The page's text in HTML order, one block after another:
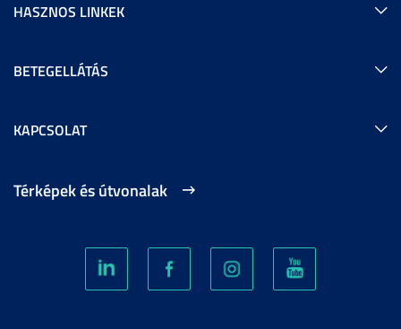
HASZNOS LINKEK
BETEGELLÁTÁS
KAPCSOLAT
Térképek és útvonalak